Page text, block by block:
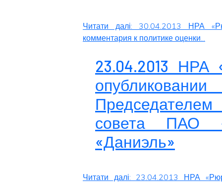
Читати далі: 30.04.2013 НРА
комментария к политике оценки...
23.04.2013 НРА
совета ПАО
«Даниэль»
Читати далі: 23.04.2013 НРА